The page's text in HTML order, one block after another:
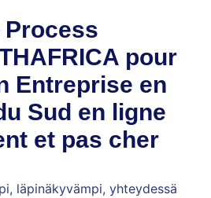
Process
pour
Entreprise en
Sud en ligne
et pas cher
läpinäkyvämpi, yhteydessä